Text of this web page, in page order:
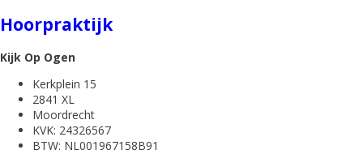
Hoorpraktijk
Kijk Op Ogen
Kerkplein 15
2841 XL
Moordrecht
KVK: 24326567
BTW: NL001967158B91